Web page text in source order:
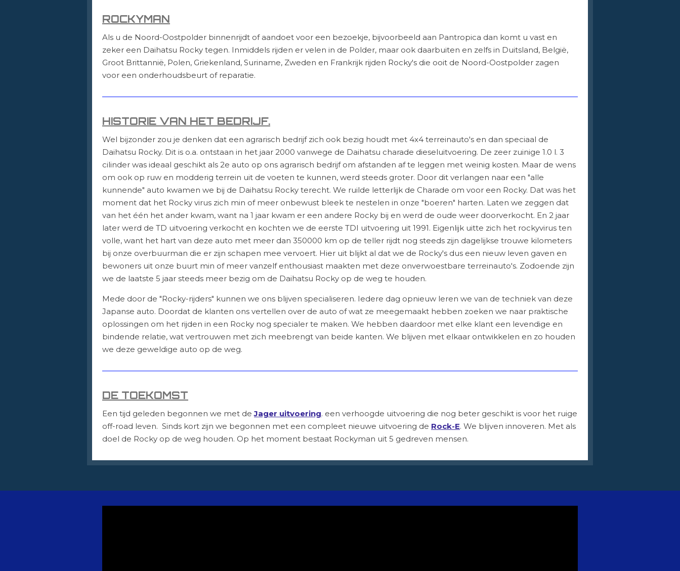
ROCKYMAN
Als u de Noord-Oostpolder binnenrijdt of aandoet voor een bezoekje, bijvoorbeeld aan Pantropica dan komt u vast en
zeker een Daihatsu Rocky tegen. Inmiddels rijden er velen in de Polder, maar ook daarbuiten en zelfs in Duitsland, België,
Groot Brittannië, Polen, Griekenland, Suriname, Zweden en Frankrijk rijden Rocky's die ooit de Noord-Oostpolder zagen
voor een onderhoudsbeurt of reparatie.
HISTORIE VAN HET BEDRIJF.
Wel bijzonder zou je denken dat een agrarisch bedrijf zich ook bezig houdt met 4x4 terreinauto's en dan speciaal de
Daihatsu Rocky. Dit is o.a. ontstaan in het jaar 2000 vanwege de Daihatsu charade dieseluitvoering. De zeer zuinige 1.0 l. 3
cilinder was ideaal geschikt als 2e auto op ons agrarisch bedrijf om afstanden af te leggen met weinig kosten. Maar de wens
om ook op ruw en modderig terrein uit de voeten te kunnen, werd steeds groter. Door dit verlangen naar een "alle
kunnende" auto kwamen we bij de Daihatsu Rocky terecht. We ruilde letterlijk de Charade om voor een Rocky. Dat was het
moment dat het Rocky virus zich min of meer onbewust bleek te nestelen in onze "boeren" harten. Laten we zeggen dat
van het één het ander kwam, want na 1 jaar kwam er een andere Rocky bij en werd de oude weer doorverkocht. En 2 jaar
later werd de TD uitvoering verkocht en kochten we de eerste TDI uitvoering uit 1991. Eigenlijk uitte zich het rockyvirus ten
volle, want het hart van deze auto met meer dan 350000 km op de teller rijdt nog steeds zijn dagelijkse trouwe kilometers
bij onze overbuurman die er zijn schapen mee vervoert. Hier uit blijkt al dat we de Rocky's dus een nieuw leven gaven en
bewoners uit onze buurt min of meer vanzelf enthousiast maakten met deze onverwoestbare terreinauto's. Zodoende zijn
we de laatste 5 jaar steeds meer bezig om de Daihatsu Rocky op de weg te houden.
Mede door de "Rocky-rijders" kunnen we ons blijven specialiseren. Iedere dag opnieuw leren we van de techniek van deze
Japanse auto. Doordat de klanten ons vertellen over de auto of wat ze meegemaakt hebben zoeken we naar praktische
oplossingen om het rijden in een Rocky nog specialer te maken. We hebben daardoor met elke klant een levendige en
bindende relatie, wat vertrouwen met zich meebrengt van beide kanten. We blijven met elkaar ontwikkelen en zo houden
we deze geweldige auto op de weg.
DE TOEKOMST
Een tijd geleden begonnen we met deJager uitvoering. een verhoogde uitvoering die nog beter geschikt is voor het ruige
off-road leven. Sinds kort zijn we begonnen met een compleet nieuwe uitvoering de Rock-E. We blijven innoveren. Met als
doel de Rocky op de weg houden. Op het moment bestaat Rockyman uit 5 gedreven mensen.